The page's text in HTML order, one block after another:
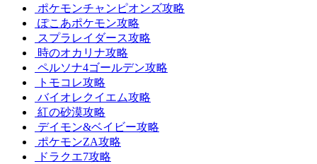
ポケモンチャンピオンズ攻略
ぽこあポケモン攻略
スプラレイダース攻略
時のオカリナ攻略
ペルソナ4ゴールデン攻略
トモコレ攻略
バイオレクイエム攻略
紅の砂漠攻略
デイモン&ベイビー攻略
ポケモンZA攻略
ドラクエ7攻略